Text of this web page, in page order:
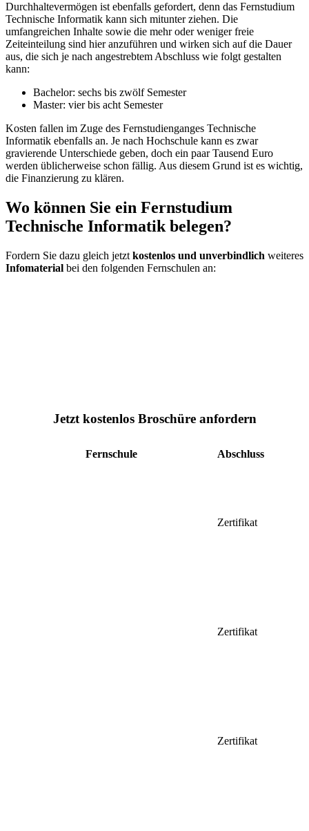
Durchhaltevermögen ist ebenfalls gefordert, denn das Fernstudium
Technische Informatik kann sich mitunter ziehen. Die
umfangreichen Inhalte sowie die mehr oder weniger freie
Zeiteinteilung sind hier anzuführen und wirken sich auf die Dauer
aus, die sich je nach angestrebtem Abschluss wie folgt gestalten
kann:
Bachelor: sechs bis zwölf Semester
Master: vier bis acht Semester
Kosten fallen im Zuge des Fernstudienganges Technische
Informatik ebenfalls an. Je nach Hochschule kann es zwar
gravierende Unterschiede geben, doch ein paar Tausend Euro
werden üblicherweise schon fällig. Aus diesem Grund ist es wichtig,
die Finanzierung zu klären.
Wo können Sie ein Fernstudium
Technische Informatik belegen?
Fordern Sie dazu gleich jetzt kostenlos und unverbindlich weiteres
Infomaterial bei den folgenden Fernschulen an:
Jetzt kostenlos Broschüre anfordern
Fernschule Abschluss
Zertifikat
Zertifikat
Zertifikat